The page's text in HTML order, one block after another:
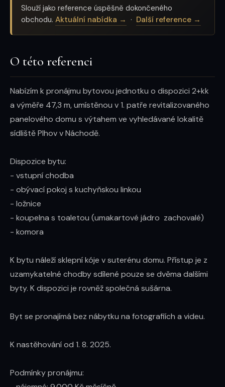
Slouží jako reference úspěšně dokončeného
obchodu. Aktuální nabídka → · Další reference →
O této referenci
Nabízím k pronájmu bytovou jednotku o dispozici 2+kk
a výměře 47,3 m, umístěnou v 1. patře revitalizovaného
panelového domu s výtahem ve vyhledávané lokalitě
sídliště Plhov v Náchodě.
Dispozice bytu:
- vstupní chodba
- obývací pokoj s kuchyňskou linkou
- ložnice
- koupelna s toaletou (umakartové jádro  zachovalé)
- komora
K bytu náleží sklepní kóje v suterénu domu. Přístup je z
uzamykatelné chodby sdílené pouze se dvěma dalšími
byty. K dispozici je rovněž společná sušárna.
Byt se pronajímá bez nábytku na fotografiích a videu.
K nastěhování od 1. 8. 2025.
Podmínky pronájmu: